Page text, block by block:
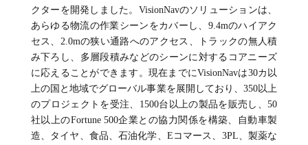
クターを開発しました。VisionNavのソリューションは、
あらゆる物流の作業シーンをカバーし、9.4mのハイアク
セス、2.0mの狭い通路へのアクセス、トラックの無人積
み下ろし、多層段積みなどのシーンに対するコアニーズ
に応えることができます。現在までにVisionNavは30カ以
上の国と地域でグローバル事業を展開しており、350以上
のプロジェクトを受注、1500台以上の製品を販売し、50
社以上のFortune 500企業との協力関係を構築、自動車製
造、タイヤ、食品、石油化学、Eコマース、3PL、製薬な